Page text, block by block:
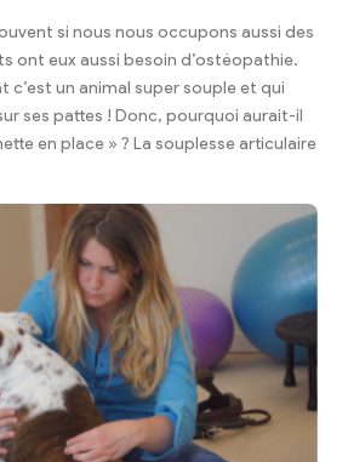
si nous nous occupons aussi des
ont eux aussi besoin d’ostéopathie.
c’est un animal super souple et qui
ses pattes ! Donc, pourquoi aurait-il
en place » ? La souplesse articulaire